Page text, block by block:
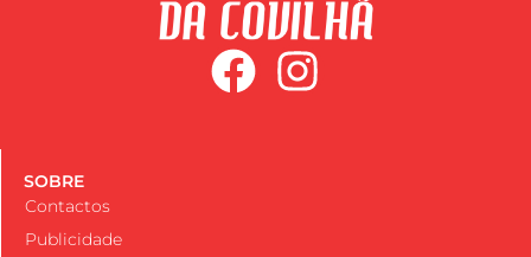
SOBRE
Contactos
Publicidade